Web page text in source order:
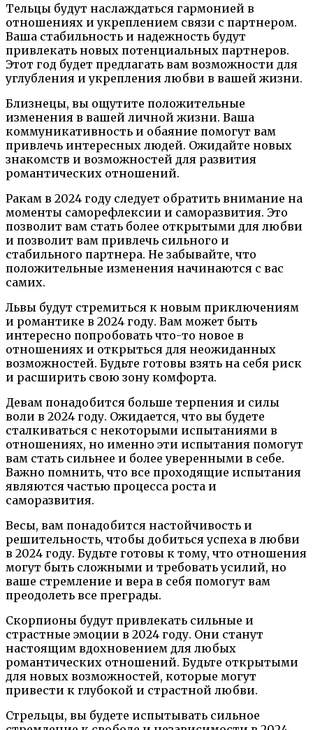
Тельцы будут наслаждаться гармонией в
отношениях и укреплением связи с партнером.
Ваша стабильность и надежность будут
привлекать новых потенциальных партнеров.
Этот год будет предлагать вам возможности для
углубления и укрепления любви в вашей жизни.
Близнецы, вы ощутите положительные
изменения в вашей личной жизни. Ваша
коммуникативность и обаяние помогут вам
привлечь интересных людей. Ожидайте новых
знакомств и возможностей для развития
романтических отношений.
Ракам в 2024 году следует обратить внимание на
моменты саморефлексии и саморазвития. Это
позволит вам стать более открытыми для любви
и позволит вам привлечь сильного и
стабильного партнера. Не забывайте, что
положительные изменения начинаются с вас
самих.
Львы будут стремиться к новым приключениям
и романтике в 2024 году. Вам может быть
интересно попробовать что-то новое в
отношениях и открыться для неожиданных
возможностей. Будьте готовы взять на себя риск
и расширить свою зону комфорта.
Девам понадобится больше терпения и силы
воли в 2024 году. Ожидается, что вы будете
сталкиваться с некоторыми испытаниями в
отношениях, но именно эти испытания помогут
вам стать сильнее и более уверенными в себе.
Важно помнить, что все проходящие испытания
являются частью процесса роста и
саморазвития.
Весы, вам понадобится настойчивость и
решительность, чтобы добиться успеха в любви
в 2024 году. Будьте готовы к тому, что отношения
могут быть сложными и требовать усилий, но
ваше стремление и вера в себя помогут вам
преодолеть все преграды.
Скорпионы будут привлекать сильные и
страстные эмоции в 2024 году. Они станут
настоящим вдохновением для любых
романтических отношений. Будьте открытыми
для новых возможностей, которые могут
привести к глубокой и страстной любви.
Стрельцы, вы будете испытывать сильное